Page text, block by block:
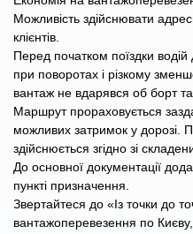
Можливість здійснювати
клієнтів.
Перед початком поїздки
при поворотах і різкому
вантаж не вдарявся об борт
Маршрут прораховується
можливих затримок у дорозі.
здійснюється згідно зі
До основної документації
пункті призначення.
Звертайтеся до «Із точки до
вантажоперевезення по Києву,